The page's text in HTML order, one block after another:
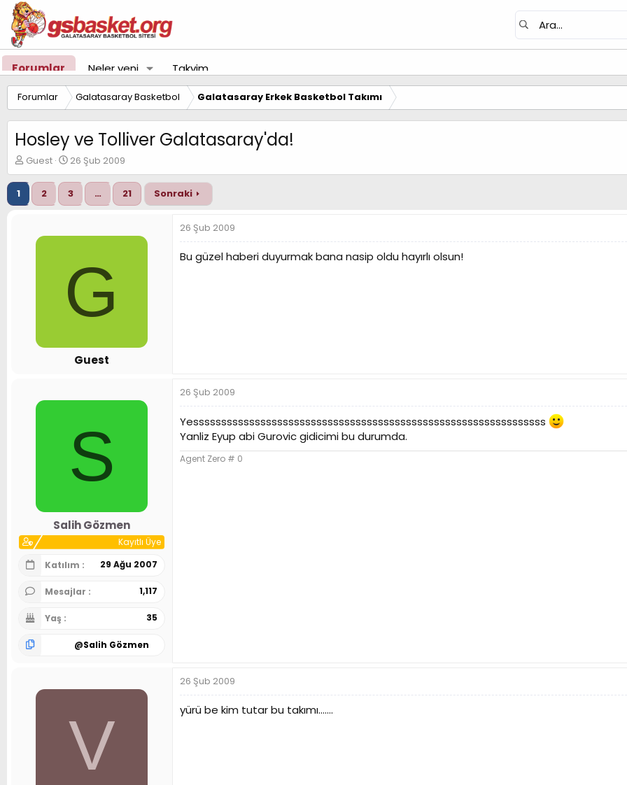
Forumlar Neler yeni Takvim
Forumlar Galatasaray Basketbol Galatasaray Erkek Basketbol Takımı
Hosley ve Tolliver Galatasaray'da!
K
o
n
u
y
Guest
B
a
ş
l
a
g
t
a
r
26 Şub 2009
1 2 3 … 21 Sonraki
G
Guest
26 Şub 2009
Bu güzel haberi duyurmak bana nasip oldu hayırlı olsun!
S
Salih Gözmen
Kayıtlı Üye
Katılım
29 Ağu 2007
Mesajlar 1,117
Yaş 35
@Salih Gözmen
26 Şub 2009
Yesssssssssssssssssssssssssssssssssssssssssssssssssssssssssssssss
Yanliz Eyup abi Gurovic gidicimi bu durumda.
Agent Zero # 0
V
26 Şub 2009
yürü be kim tutar bu takımı.......